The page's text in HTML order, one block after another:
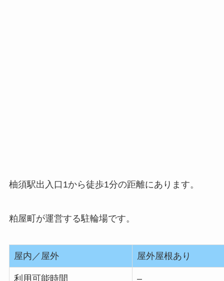
柚須駅出入口1から徒歩1分の距離にあります。
粕屋町が運営する駐輪場です。
屋内／屋外 屋外屋根あり
利用可能時間 –